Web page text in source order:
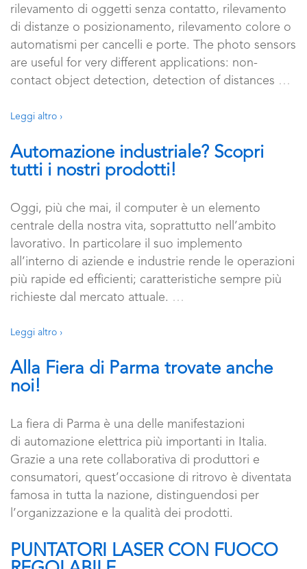
rilevamento di oggetti senza contatto, rilevamento
di distanze o posizionamento, rilevamento colore o
automatismi per cancelli e porte. The photo sensors
are useful for very different applications: non-
contact object detection, detection of distances …
Leggi altro ›
Automazione industriale? Scopri
tutti i nostri prodotti!
Oggi, più che mai, il computer è un elemento
centrale della nostra vita, soprattutto nell’ambito
lavorativo. In particolare il suo implemento
all’interno di aziende e industrie rende le operazioni
più rapide ed efficienti; caratteristiche sempre più
richieste dal mercato attuale. …
Leggi altro ›
Alla Fiera di Parma trovate anche
noi!
La fiera di Parma è una delle manifestazioni
di automazione elettrica più importanti in Italia.
Grazie a una rete collaborativa di produttori e
consumatori, quest’occasione di ritrovo è diventata
famosa in tutta la nazione, distinguendosi per
l’organizzazione e la qualità dei prodotti.
PUNTATORI LASER CON FUOCO